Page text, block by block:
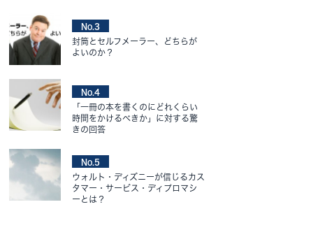
No.3
封筒とセルフメーラー、どちらが
よいのか？
No.4
「一冊の本を書くのにどれくらい
時間をかけるべきか」に対する驚
きの回答
No.5
ウォルト・ディズニーが信じるカス
タマー・サービス・ディプロマシ
ーとは？